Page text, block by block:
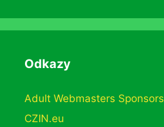
Odkazy
Adult Webmasters Sponsors
CZIN.eu